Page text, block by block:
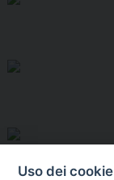
Uso dei cookie